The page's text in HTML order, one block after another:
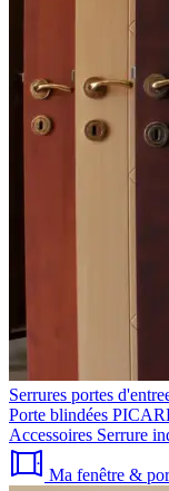
Serrures portes
Porte blindées
Accessoires Serrure
Ma fenêtre &